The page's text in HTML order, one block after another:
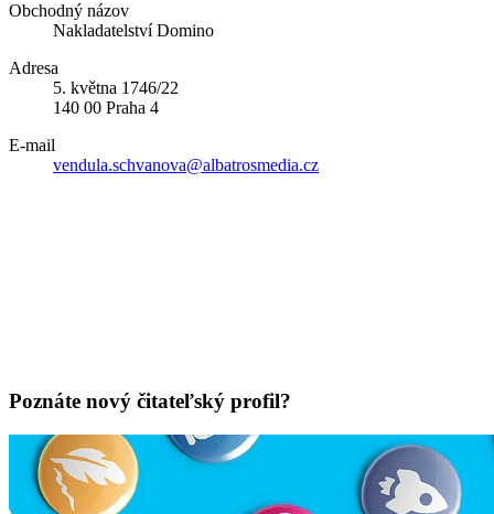
Obchodný názov
Nakladatelství Domino
Adresa
5. května 1746/22
140 00 Praha 4
E-mail
vendula.schvanova@albatrosmedia.cz
Poznáte nový čitateľský profil?